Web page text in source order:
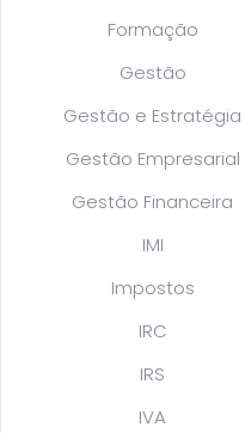
Formação
Gestão
Gestão e Estratégia
Gestão Empresarial
Gestão Financeira
IMI
Impostos
IRC
IRS
IVA